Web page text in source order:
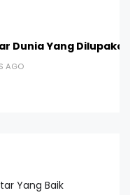
Dunia Yang
AGO
Yang Baik